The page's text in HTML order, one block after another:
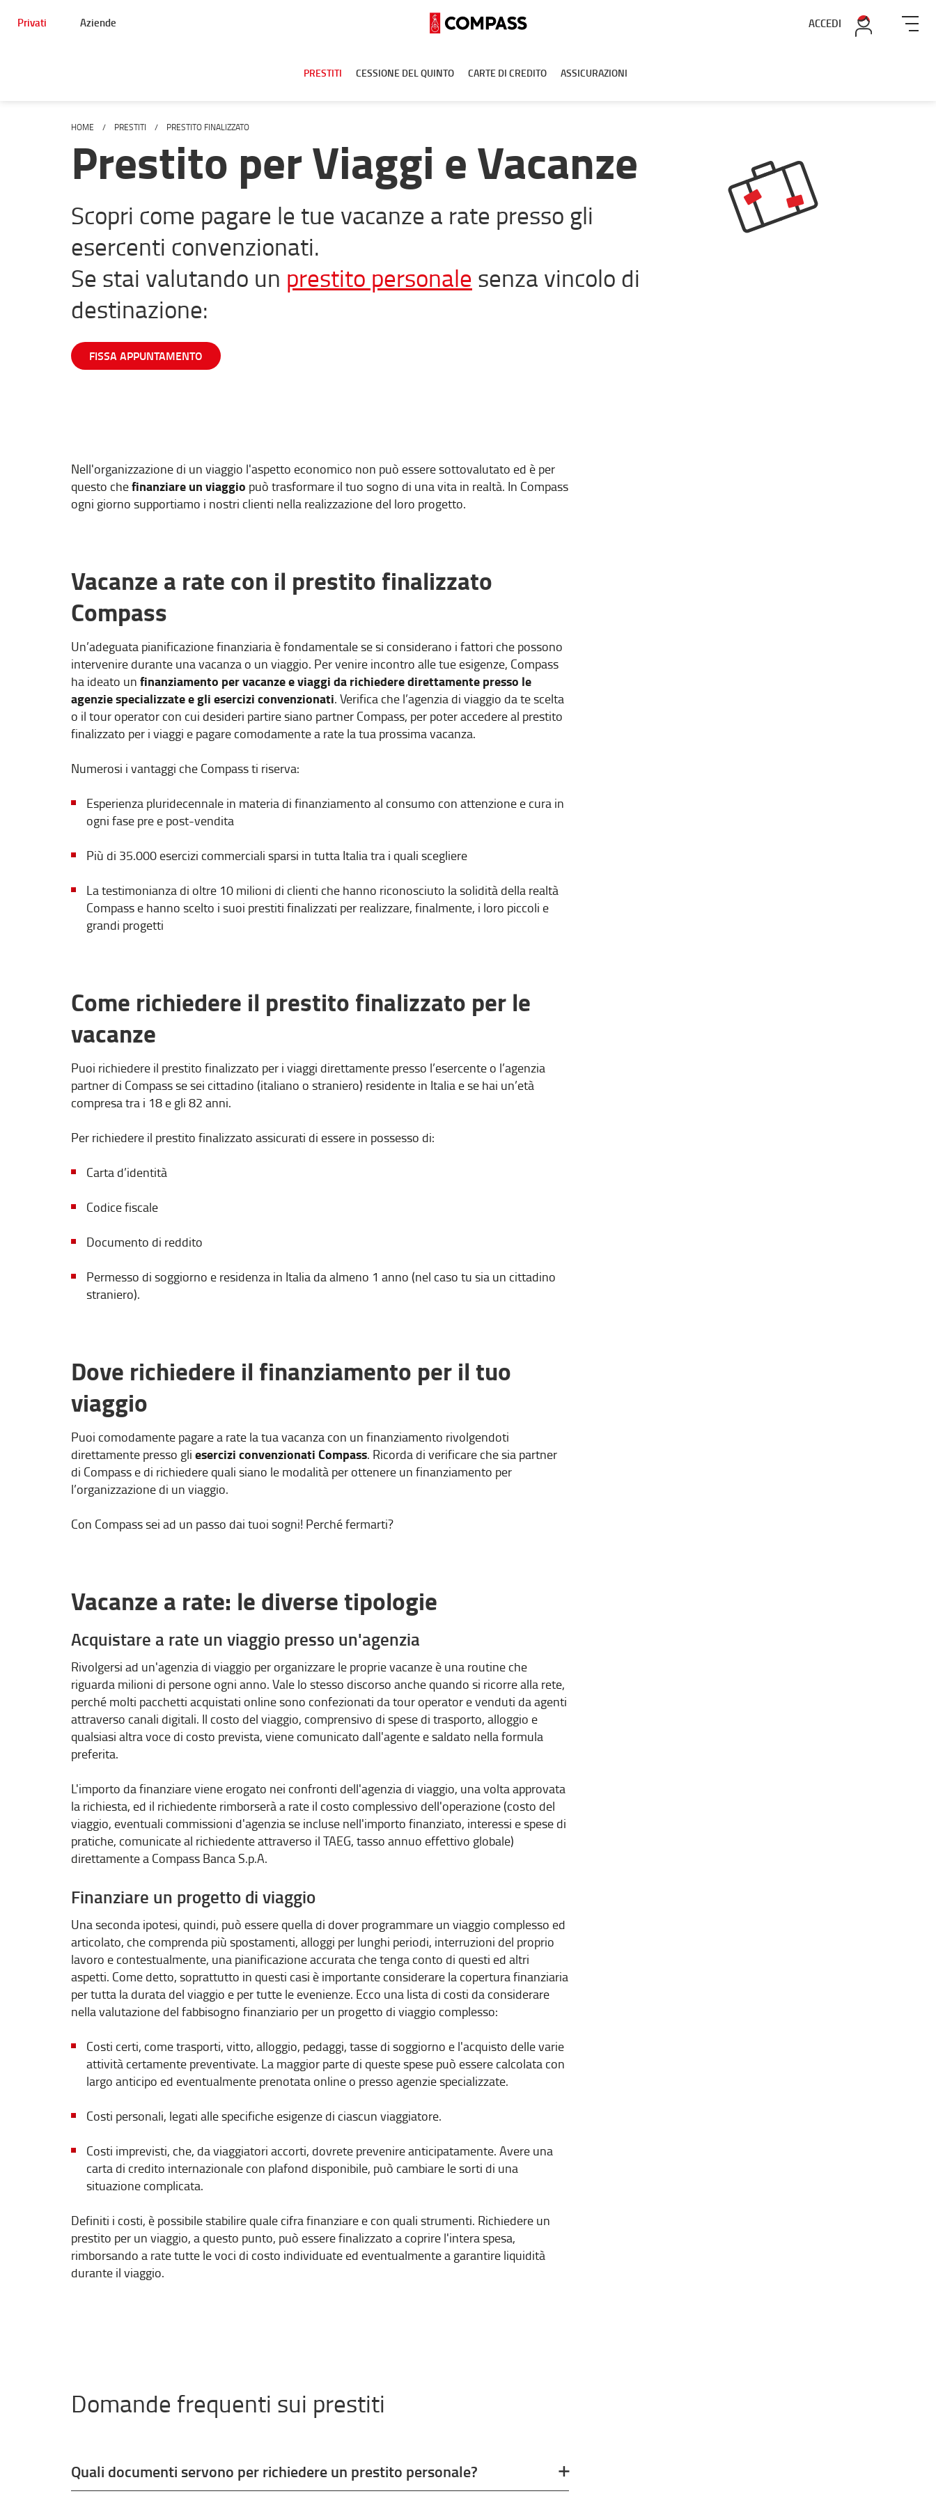
Privati Aziende ACCEDI
PRESTITI CESSIONE DEL QUINTO CARTE DI CREDITO ASSICURAZIONI
HOME PRESTITI PRESTITO FINALIZZATO
Prestito per Viaggi e Vacanze
Scopri come pagare le tue vacanze a rate presso gli
esercenti convenzionati .
Se stai valutando un prestito personale senza vincolo di
destinazione:
FISSA APPUNTAMENTO
Nell'organizzazione di un viaggio l'aspetto economico non può essere sottovalutato ed è per
questo chefinanziare un viaggio può trasformare il tuo sogno di una vita in realtà. In Compass
ogni giorno supportiamo i nostri clienti nella realizzazione del loro progetto.
Vacanze a rate con il prestito finalizzato
Compass
Un’adeguata pianificazione finanziaria è fondamentale se si considerano i fattori che possono
intervenire durante una vacanza o un viaggio. Per venire incontro alle tue esigenze, Compass
ha ideato un finanziamento per vacanze e viaggi da richiedere direttamente presso le
agenzie specializzate e gli esercizi convenzionati. Verifica che l’agenzia di viaggio da te scelta
o il tour operator con cui desideri partire siano partner Compass, per poter accedere al prestito
finalizzato per i viaggi e pagare comodamente a rate la tua prossima vacanza.
Numerosi i vantaggi che Compass ti riserva:
Esperienza pluridecennale in materia di finanziamento al consumo con attenzione e cura in
ogni fase pre e post-vendita
Più di 35.000 esercizi commerciali sparsi in tutta Italia tra i quali scegliere
La testimonianza di oltre 10 milioni di clienti che hanno riconosciuto la solidità della realtà
Compass e hanno scelto i suoi prestiti finalizzati per realizzare, finalmente, i loro piccoli e
grandi progetti
Come richiedere il prestito finalizzato per le
vacanze
Puoi richiedere il prestito finalizzato per i viaggi direttamente presso l’esercente o l’agenzia
partner di Compass se sei cittadino (italiano o straniero) residente in Italia e se hai un’età
compresa tra i 18 e gli 82 anni.
Per richiedere il prestito finalizzato assicurati di essere in possesso di:
Carta d’identità
Codice fiscale
Documento di reddito
Permesso di soggiorno e residenza in Italia da almeno 1 anno (nel caso tu sia un cittadino
straniero).
Dove richiedere il finanziamento per il tuo
viaggio
Puoi comodamente pagare a rate la tua vacanza con un finanziamento rivolgendoti
direttamente presso gli esercizi convenzionati Compass. Ricorda di verificare che sia partner
di Compass e di richiedere quali siano le modalità per ottenere un finanziamento per
l’organizzazione di un viaggio.
Con Compass sei ad un passo dai tuoi sogni! Perché fermarti?
Vacanze a rate: le diverse tipologie
Acquistare a rate un viaggio presso un'agenzia
Rivolgersi ad un'agenzia di viaggio per organizzare le proprie vacanze è una routine che
riguarda milioni di persone ogni anno. Vale lo stesso discorso anche quando si ricorre alla rete,
perché molti pacchetti acquistati online sono confezionati da tour operator e venduti da agenti
attraverso canali digitali. Il costo del viaggio, comprensivo di spese di trasporto, alloggio e
qualsiasi altra voce di costo prevista, viene comunicato dall'agente e saldato nella formula
preferita.
L'importo da finanziare viene erogato nei confronti dell'agenzia di viaggio, una volta approvata
la richiesta, ed il richiedente rimborserà a rate il costo complessivo dell'operazione (costo del
viaggio, eventuali commissioni d'agenzia se incluse nell'importo finanziato, interessi e spese di
pratiche, comunicate al richiedente attraverso il TAEG, tasso annuo effettivo globale)
direttamente a Compass Banca S.p.A.
Finanziare un progetto di viaggio
Una seconda ipotesi, quindi, può essere quella di dover programmare un viaggio complesso ed
articolato, che comprenda più spostamenti, alloggi per lunghi periodi, interruzioni del proprio
lavoro e contestualmente, una pianificazione accurata che tenga conto di questi ed altri
aspetti. Come detto, soprattutto in questi casi è importante considerare la copertura finanziaria
per tutta la durata del viaggio e per tutte le evenienze. Ecco una lista di costi da considerare
nella valutazione del fabbisogno finanziario per un progetto di viaggio complesso:
Costi certi, come trasporti, vitto, alloggio, pedaggi, tasse di soggiorno e l'acquisto delle varie
attività certamente preventivate. La maggior parte di queste spese può essere calcolata con
largo anticipo ed eventualmente prenotata online o presso agenzie specializzate.
Costi personali, legati alle specifiche esigenze di ciascun viaggiatore.
Costi imprevisti, che, da viaggiatori accorti, dovrete prevenire anticipatamente. Avere una
carta di credito internazionale con plafond disponibile, può cambiare le sorti di una
situazione complicata.
Definiti i costi, è possibile stabilire quale cifra finanziare e con quali strumenti. Richiedere un
prestito per un viaggio, a questo punto, può essere finalizzato a coprire l'intera spesa,
rimborsando a rate tutte le voci di costo individuate ed eventualmente a garantire liquidità
durante il viaggio.
Domande frequenti sui prestiti
Quali documenti servono per richiedere un prestito personale?